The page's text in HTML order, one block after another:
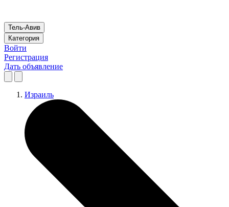
Тель-Авив
Категория
Войти
Регистрация
Дать объявление
Израиль